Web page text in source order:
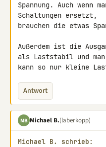
Spannung. Auch wenn
Schaltungen ersetzt,
brauchen die etwas
Außerdem ist die
als Laststabil und man
kann so nur kleine
Antwort
MB Michael B.(laberkopp)
Michael B. schrieb: